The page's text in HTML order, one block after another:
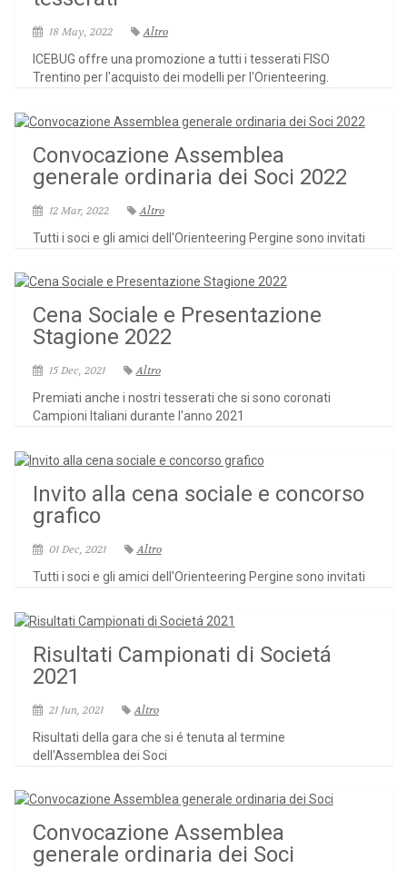
18 May, 2022
Altro
ICEBUG offre una promozione a tutti i tesserati FISO
Trentino per l'acquisto dei modelli per l'Orienteering.
Convocazione Assemblea
generale ordinaria dei Soci 2022
12 Mar, 2022
Altro
Tutti i soci e gli amici dell'Orienteering Pergine sono invitati
Cena Sociale e Presentazione
Stagione 2022
15 Dec, 2021
Altro
Premiati anche i nostri tesserati che si sono coronati
Campioni Italiani durante l'anno 2021
Invito alla cena sociale e concorso
grafico
01 Dec, 2021
Altro
Tutti i soci e gli amici dell'Orienteering Pergine sono invitati
Risultati Campionati di Societá
2021
21 Jun, 2021
Altro
Risultati della gara che si é tenuta al termine
dell'Assemblea dei Soci
Convocazione Assemblea
generale ordinaria dei Soci